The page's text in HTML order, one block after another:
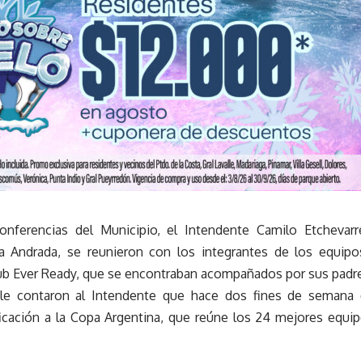
del Municipio, el Intendente Camilo
Andrada, se reunieron con los integrantes de los
Ever Ready, que se encontraban acompañados por sus
contaron al Intendente que hace dos fines de semana
a la Copa Argentina, que reúne los 24 mejores